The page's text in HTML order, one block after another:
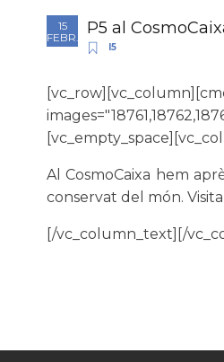
15
FEBR.
P5 al
I5
Al CosmoCaixa hem
conservat del món.
[/vc_column_text][/